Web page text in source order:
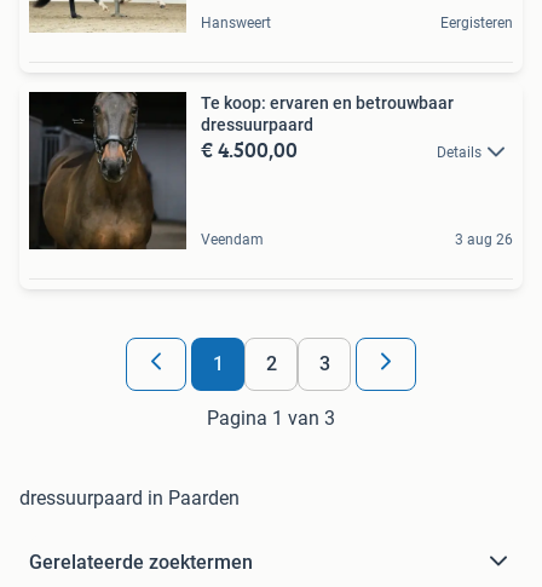
Hansweert Eergisteren
Te koop: ervaren en betrouwbaar
dressuurpaard
€ 4.500,00 Details
Veendam 3 aug 26
1 2 3
Pagina 1 van 3
dressuurpaard in Paarden
Gerelateerde zoektermen